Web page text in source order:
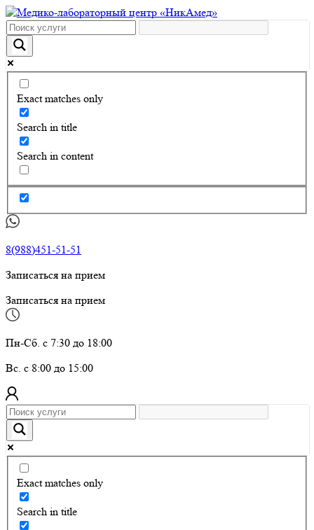
Exact matches only
Search in title
Search in content
8(988)451-51-51
Записаться на прием
Записаться на прием
Пн-Сб. с 7:30 до 18:00
Вс. с 8:00 до 15:00
Exact matches only
Search in title